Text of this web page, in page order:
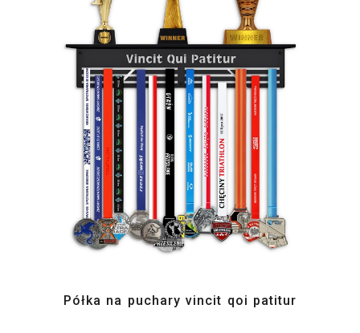
Półka na puchary vincit qoi patitur